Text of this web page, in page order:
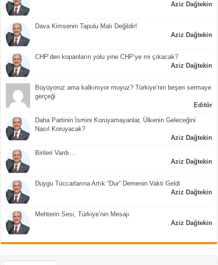
Aziz Dağtekin
Dava Kimsenin Tapulu Malı Değildir!
Aziz Dağtekin
CHP’den kopanların yolu yine CHP’ye mi çıkacak?
Aziz Dağtekin
Büyüyoruz ama kalkınıyor muyuz? Türkiye’nin beşeri sermaye
gerçeği
Editör
Daha Partinin İsmini Koruyamayanlar, Ülkenin Geleceğini
Nasıl Koruyacak?
Aziz Dağtekin
Birileri Vardı…
Aziz Dağtekin
Duygu Tüccarlarına Artık “Dur” Demenin Vakti Geldi
Aziz Dağtekin
Mehterin Sesi, Türkiye’nin Mesajı
Aziz Dağtekin